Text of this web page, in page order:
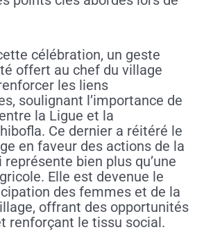
célébration, un geste
offert au chef du village
les liens
soulignant l’importance de
la Ligue et la
Ce dernier a réitéré le
en faveur des actions de la
bien plus qu’une
Elle est devenue le
des femmes et de la
offrant des opportunités
renforçant le tissu social.